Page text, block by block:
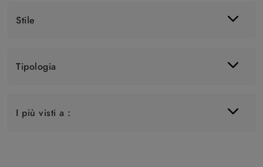
Stile
Tipologia
I più visti a :